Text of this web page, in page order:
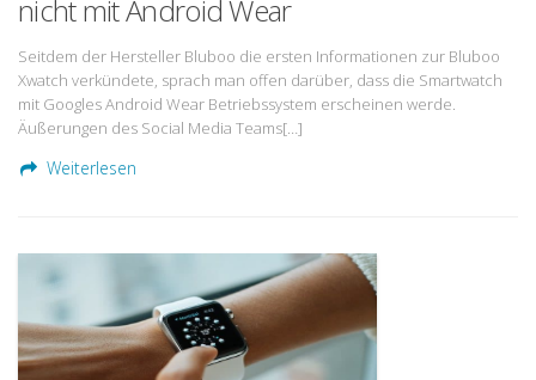
nicht mit Android Wear
Seitdem der Hersteller Bluboo die ersten Informationen zur Bluboo
Xwatch verkündete, sprach man offen darüber, dass die Smartwatch
mit Googles Android Wear Betriebssystem erscheinen werde.
Äußerungen des Social Media Teams[…]
Weiterlesen